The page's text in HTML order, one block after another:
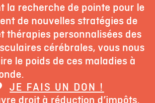
la recherche de pointe pour le
de nouvelles stratégies de
thérapies personnalisées des
cérébrales, vous nous
le poids de ces maladies à
JE FAIS UN DON !
droit à réduction d’impôts.